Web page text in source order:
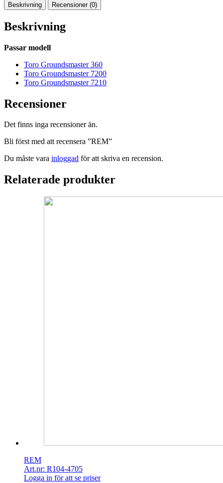
Beskrivning Recensioner (0)
Beskrivning
Passar modell
Toro Groundsmaster 360
Toro Groundsmaster 7200
Toro Groundsmaster 7210
Recensioner
Det finns inga recensioner än.
Bli först med att recensera ”REM”
Du måste vara inloggad för att skriva en recension.
Relaterade produkter
REM
Art.nr: R104-4705
Logga in för att se priser